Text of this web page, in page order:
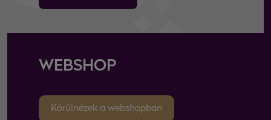
WEBSHOP
Körülnézek a webshopban